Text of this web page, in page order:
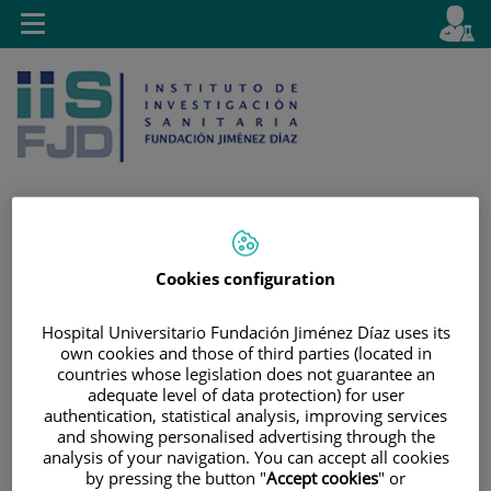
Saltar al contenido
activo
es
Toggle
navigation
Cookies configuration
Hospital Universitario Fundación Jiménez Díaz uses its
own cookies and those of third parties (located in
countries whose legislation does not guarantee an
adequate level of data protection) for user
authentication, statistical analysis, improving services
and showing personalised advertising through the
analysis of your navigation. You can accept all cookies
by pressing the button "Accept cookies" or